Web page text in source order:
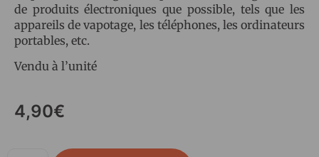
de produits électroniques que possible, tels que les
appareils de vapotage, les téléphones, les ordinateurs
portables, etc.
Vendu à l’unité
4,90€